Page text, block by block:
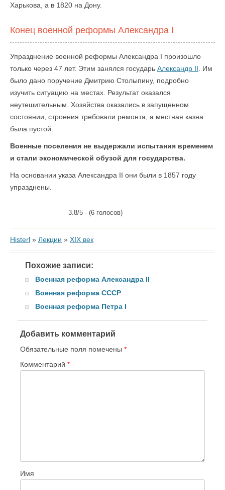
Харькова, а в 1820 на Дону.
Конец военной реформы Александра I
Упразднение военной реформы Александра I произошло
только через 47 лет. Этим занялся государь Александр II . Им
было дано поручение Дмитрию Столыпину, подробно
изучить ситуацию на местах. Результат оказался
неутешительным. Хозяйства оказались в запущенном
состоянии, строения требовали ремонта, а местная казна
была пустой.
Военные поселения не выдержали испытания временем
и стали экономической обузой для государства.
На основании указа Александра II они были в 1857 году
упразднены.
3.8/5 - (6 голосов)
Histerl » Лекции » XIX век
Похожие записи:
Военная реформа Александра II
Военная реформа СССР
Военная реформа Петра I
Добавить комментарий
Обязательные поля помечены *
Комментарий *
Имя